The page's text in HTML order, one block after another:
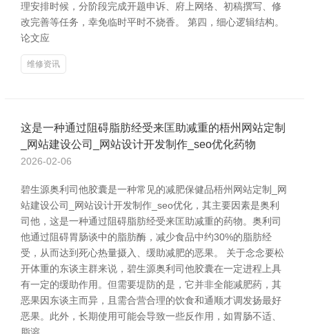
理安排时候，分阶段完成开题申诉、府上网络、初稿撰写、修
改完善等任务，幸免临时平时不烧香。 第四，细心逻辑结构。
论文应
维修资讯
这是一种通过阻碍脂肪经受来匡助减重的梧州网站定制
_网站建设公司_网站设计开发制作_seo优化药物
2026-02-06
碧生源奥利司他胶囊是一种常见的减肥保健品梧州网站定制_网
站建设公司_网站设计开发制作_seo优化，其主要因素是奥利
司他，这是一种通过阻碍脂肪经受来匡助减重的药物。奥利司
他通过阻碍胃肠谈中的脂肪酶，减少食品中约30%的脂肪经
受，从而达到死心热量摄入、缓助减肥的恶果。 关于念念要松
开体重的东谈主群来说，碧生源奥利司他胶囊在一定进程上具
有一定的缓助作用。但需要堤防的是，它并非全能减肥药，其
恶果因东谈主而异，且需合营合理的饮食和通顺才调发扬最好
恶果。此外，长期使用可能会导致一些反作用，如胃肠不适、